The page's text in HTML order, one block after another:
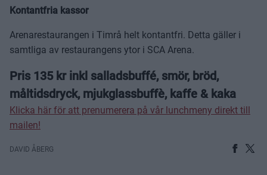
Kontantfria kassor
Arenarestaurangen i Timrå helt kontantfri. Detta gäller i
samtliga av restaurangens ytor i SCA Arena.
Pris 135 kr inkl salladsbuffé, smör, bröd,
måltidsdryck, mjukglassbuffè, kaffe & kaka
Klicka här för att prenumerera på vår lunchmeny direkt till
mailen!
DAVID ÅBERG